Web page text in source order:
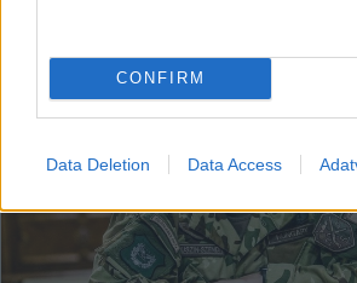
CONFIRM
Data Deletion Data Access